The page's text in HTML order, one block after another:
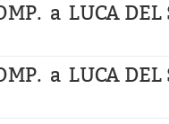
a LUCA DEL
a LUCA DEL